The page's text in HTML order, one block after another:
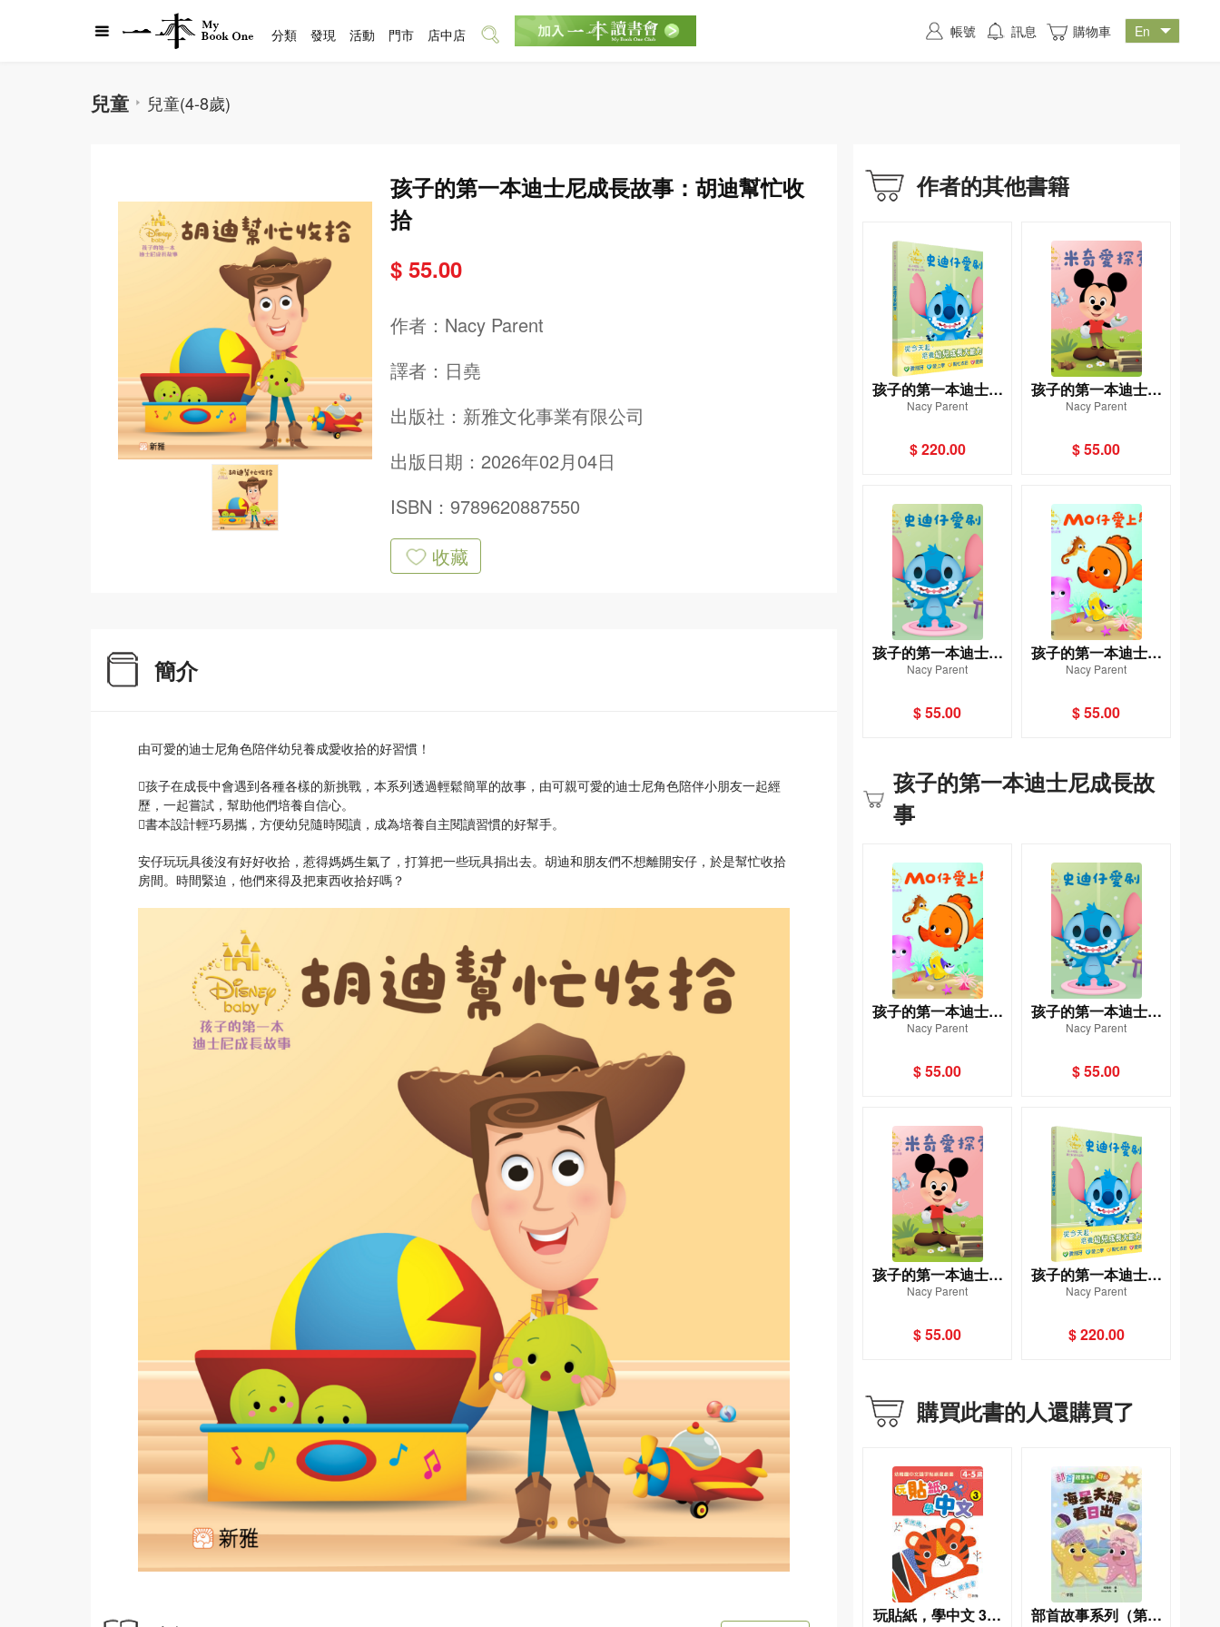
兒童 兒童(4-8歲)
孩子的第一本迪士尼成長故事：胡迪幫忙收
拾
$ 55.00
作者： Nacy Parent
譯者： 日堯
出版社： 新雅文化事業有限公司
出版日期：2026年02月04日
ISBN：9789620887550
收藏
簡介
由可愛的迪士尼角色陪伴幼兒養成愛收拾的好習慣！
孩子在成長中會遇到各種各樣的新挑戰，本系列透過輕鬆簡單的故事，由可親可愛的迪士尼角色陪伴小朋友一起經
歷，一起嘗試，幫助他們培養自信心。
書本設計輕巧易攜，方便幼兒隨時閱讀，成為培養自主閱讀習慣的好幫手。
安仔玩玩具後沒有好好收拾，惹得媽媽生氣了，打算把一些玩具捐出去。胡迪和朋友們不想離開安仔，於是幫忙收拾
房間。時間緊迫，他們來得及把東西收拾好嗎？
作者的其他書籍
孩子的第一本迪士尼
成長故事套裝（一套4
Nacy Parent
$ 220.00
孩子的第一本迪士尼
成長故事：米奇愛探
Nacy Parent
$ 55.00
孩子的第一本迪士尼
成長故事：史迪仔愛
Nacy Parent
$ 55.00
孩子的第一本迪士尼
成長故事：MO仔愛上
Nacy Parent
$ 55.00
孩子的第一本迪士尼成長故
事
孩子的第一本迪士尼
成長故事：MO仔愛上
Nacy Parent
$ 55.00
孩子的第一本迪士尼
成長故事：史迪仔愛
Nacy Parent
$ 55.00
孩子的第一本迪士尼
成長故事：米奇愛探
Nacy Parent
$ 55.00
孩子的第一本迪士尼
成長故事套裝（一套4
Nacy Parent
$ 220.00
購買此書的人還購買了
玩貼紙，學中文 3：
部首故事系列（第二
分類 發現 活動 門市 店中店 帳號 訊息 購物車